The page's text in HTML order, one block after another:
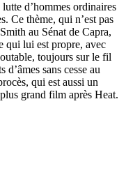
d’hommes ordinaires
Ce thème, qui n’est pas
au Sénat de Capra,
qui lui est propre, avec
toujours sur le fil
sans cesse au
qui est aussi un
grand film après Heat.